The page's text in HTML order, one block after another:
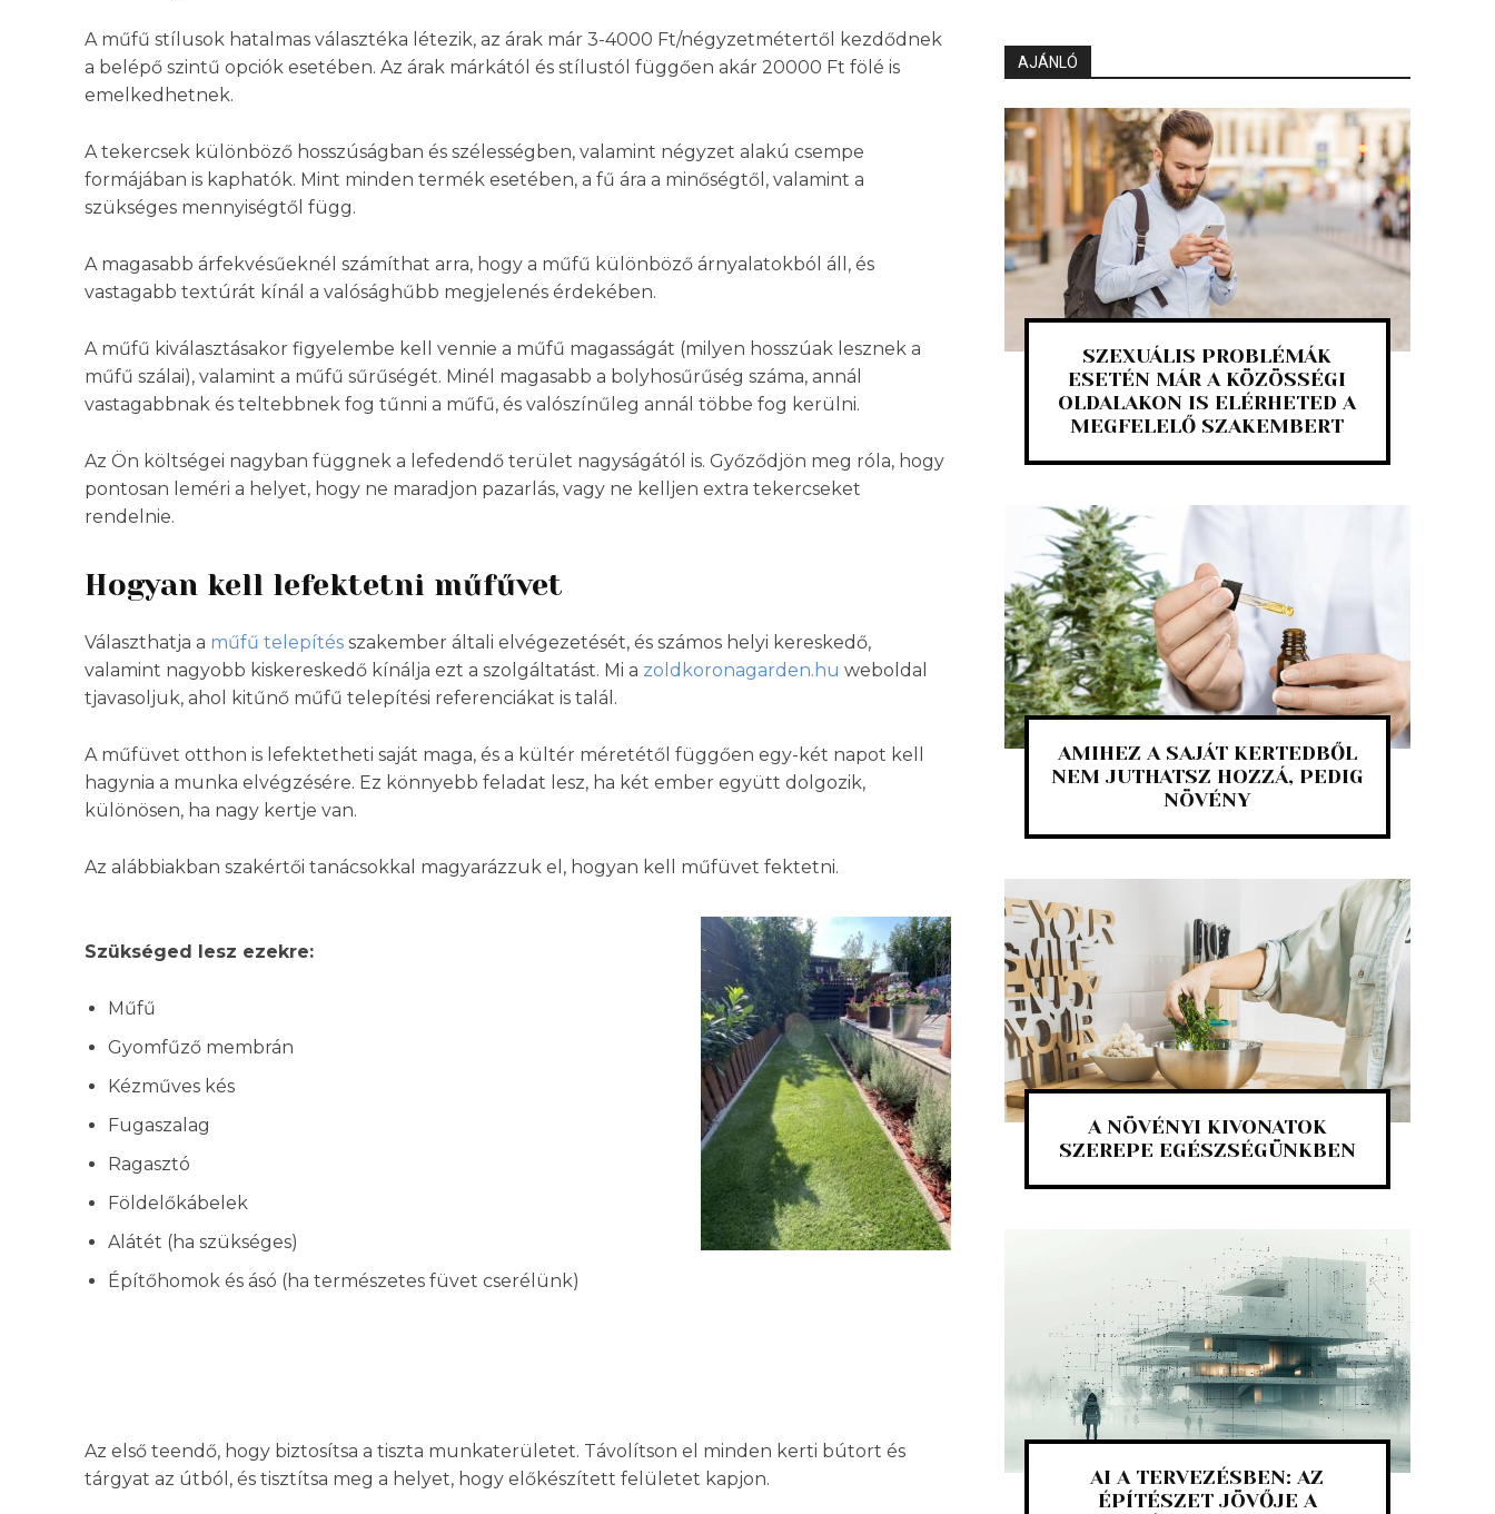
A műfű stílusok hatalmas választéka létezik, az árak már 3-4000 Ft/négyzetmétertől kezdődnek
a belépő szintű opciók esetében. Az árak márkától és stílustól függően akár 20000 Ft fölé is
emelkedhetnek.
A tekercsek különböző hosszúságban és szélességben, valamint négyzet alakú csempe
formájában is kaphatók. Mint minden termék esetében, a fű ára a minőségtől, valamint a
szükséges mennyiségtől függ.
A magasabb árfekvésűeknél számíthat arra, hogy a műfű különböző árnyalatokból áll, és
vastagabb textúrát kínál a valósághűbb megjelenés érdekében.
A műfű kiválasztásakor figyelembe kell vennie a műfű magasságát (milyen hosszúak lesznek a
műfű szálai), valamint a műfű sűrűségét. Minél magasabb a bolyhosűrűség száma, annál
vastagabbnak és teltebbnek fog tűnni a műfű, és valószínűleg annál többe fog kerülni.
Az Ön költségei nagyban függnek a lefedendő terület nagyságától is. Győződjön meg róla, hogy
pontosan leméri a helyet, hogy ne maradjon pazarlás, vagy ne kelljen extra tekercseket
rendelnie.
Hogyan kell lefektetni műfűvet
Választhatja a műfű telepítés szakember általi elvégezetését, és számos helyi kereskedő,
valamint nagyobb kiskereskedő kínálja ezt a szolgáltatást. Mi a zoldkoronagarden.hu weboldal
tjavasoljuk, ahol kitűnő műfű telepítési referenciákat is talál.
A műfüvet otthon is lefektetheti saját maga, és a kültér méretétől függően egy-két napot kell
hagynia a munka elvégzésére. Ez könnyebb feladat lesz, ha két ember együtt dolgozik,
különösen, ha nagy kertje van.
Az alábbiakban szakértői tanácsokkal magyarázzuk el, hogyan kell műfüvet fektetni.
Szükséged lesz ezekre:
Műfű
Gyomfűző membrán
Kézműves kés
Fugaszalag
Ragasztó
Földelőkábelek
Alátét (ha szükséges)
Építőhomok és ásó (ha természetes füvet cserélünk)
Az első teendő, hogy biztosítsa a tiszta munkaterületet. Távolítson el minden kerti bútort és
tárgyat az útból, és tisztítsa meg a helyet, hogy előkészített felületet kapjon.
AJÁNLÓ
SZEXUÁLIS PROBLÉMÁK
ESETÉN MÁR A KÖZÖSSÉGI
OLDALAKON IS ELÉRHETED A
MEGFELELŐ SZAKEMBERT
AMIHEZ A SAJÁT KERTEDBŐL
NEM JUTHATSZ HOZZÁ, PEDIG
NÖVÉNY
A NÖVÉNYI KIVONATOK
SZEREPE EGÉSZSÉGÜNKBEN
AI A TERVEZÉSBEN: AZ
ÉPÍTÉSZET JÖVŐJE A